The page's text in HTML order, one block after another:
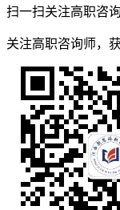
扫一扫关注高职咨
关注高职咨询师，